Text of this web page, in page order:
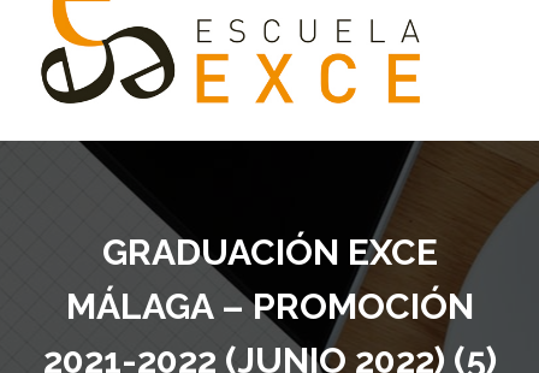
GRADUACIÓN EXCE
MÁLAGA – PROMOCIÓN
2021-2022 (JUNIO 2022) (5)